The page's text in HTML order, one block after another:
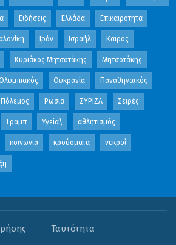
Ειδήσεις Ελλάδα Επικαιρότητα
Ιράν Ισραήλ Καιρός
Κυριάκος Μητσοτάκης Μητσοτάκης
Ουκρανία Παναθηναϊκός
Πόλεμος Ρωσια ΣΥΡΙΖΑ Σειρές
Τραμπ Υγεία\ αθλητισμός
κοινωνια κρούσματα νεκροί
Ταυτότητα